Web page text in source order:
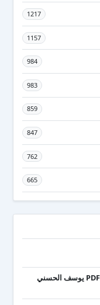
1217
1157
984
983
859
847
762
665
تحميل كتاب عقدك النفسية سجنك الأبدي PDF يوسف الحسني